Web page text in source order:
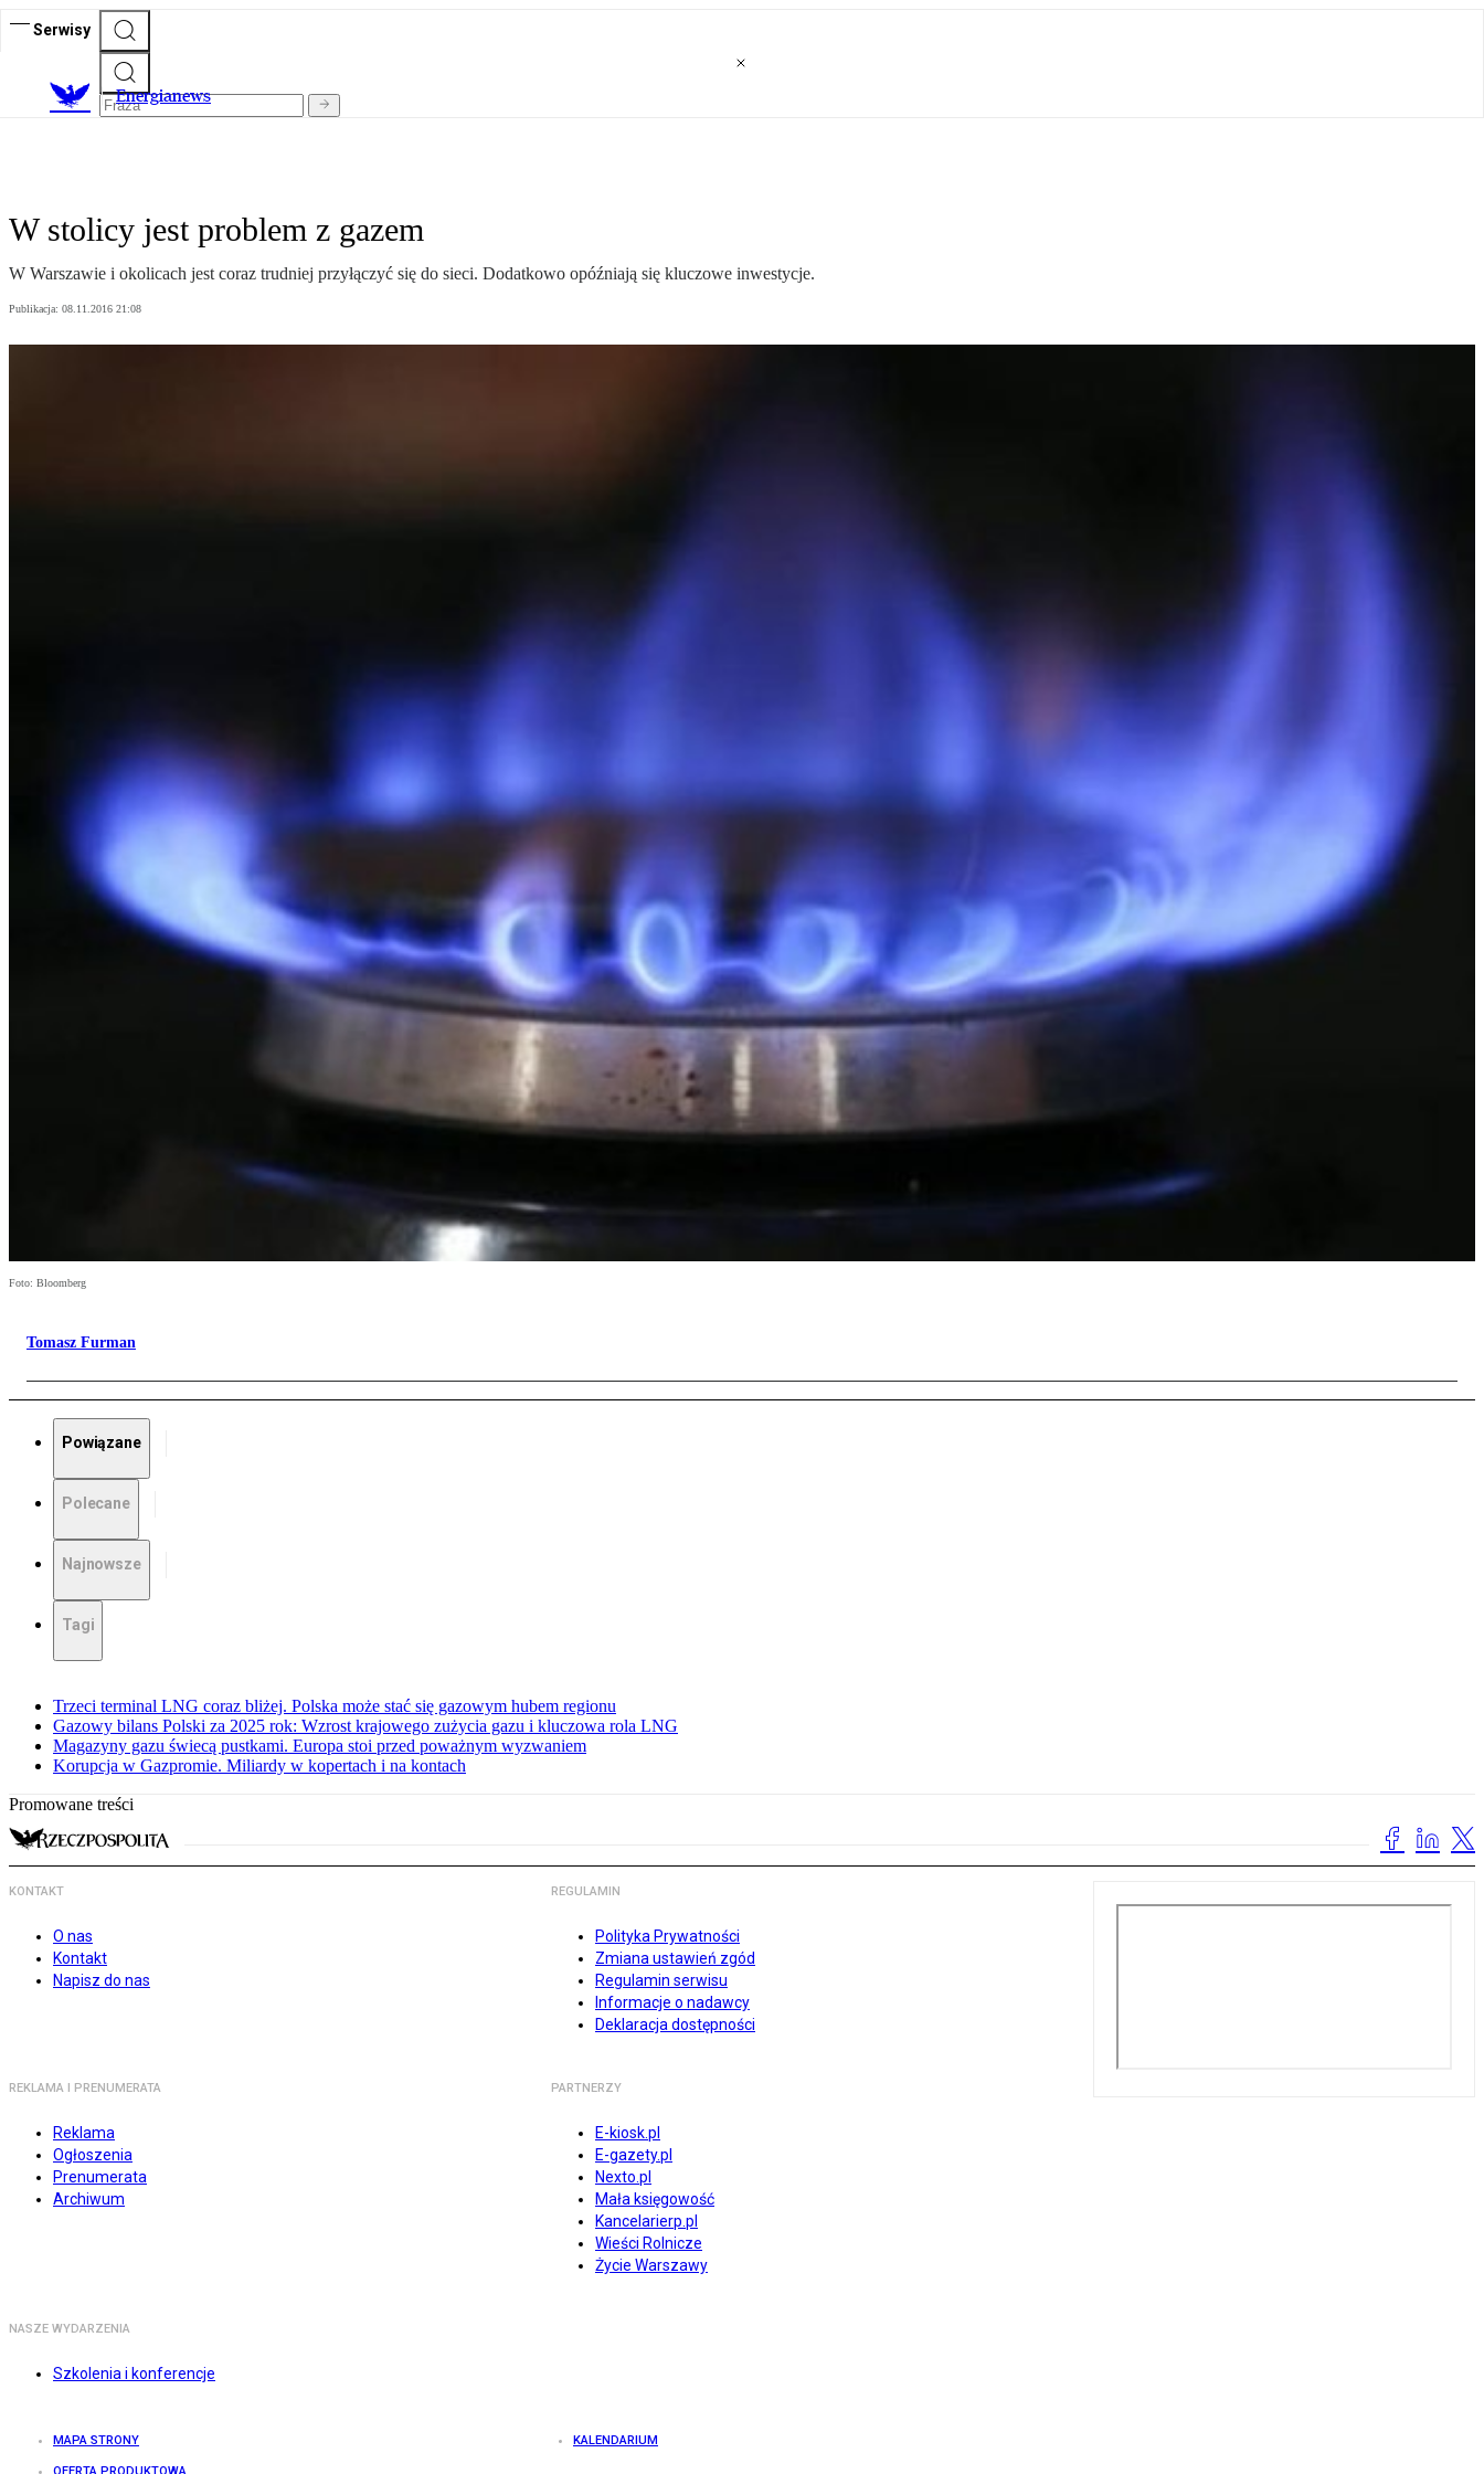
Serwisy
Energianews
W stolicy jest problem z gazem
W Warszawie i okolicach jest coraz trudniej przyłączyć się do sieci. Dodatkowo opóźniają się kluczowe inwestycje.
Publikacja: 08.11.2016 21:08
Foto: Bloomberg
Tomasz Furman
Powiązane
Polecane
Najnowsze
Tagi
Trzeci terminal LNG coraz bliżej. Polska może stać się gazowym hubem regionu
Gazowy bilans Polski za 2025 rok: Wzrost krajowego zużycia gazu i kluczowa rola LNG
Magazyny gazu świecą pustkami. Europa stoi przed poważnym wyzwaniem
Korupcja w Gazpromie. Miliardy w kopertach i na kontach
Promowane treści
KONTAKT
O nas
Kontakt
Napisz do nas
REGULAMIN
Polityka Prywatności
Zmiana ustawień zgód
Regulamin serwisu
Informacje o nadawcy
Deklaracja dostępności
REKLAMA I PRENUMERATA
Reklama
Ogłoszenia
Prenumerata
Archiwum
PARTNERZY
E-kiosk.pl
E-gazety.pl
Nexto.pl
Mała księgowość
Kancelarierp.pl
Wieści Rolnicze
Życie Warszawy
NASZE WYDARZENIA
Szkolenia i konferencje
MAPA STRONY KALENDARIUM